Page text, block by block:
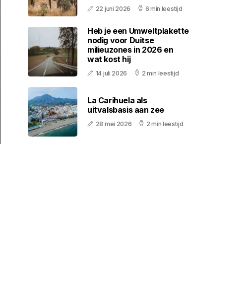
22 juni 2026 6 min leestijd
Heb je een Umweltplakette
nodig voor Duitse
milieuzones in 2026 en
wat kost hij
14 juli 2026 2 min leestijd
La Carihuela als
uitvalsbasis aan zee
28 mei 2026 2 min leestijd